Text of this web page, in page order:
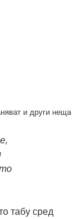
и други неща
табу сред